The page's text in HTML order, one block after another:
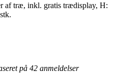
af træ, inkl. gratis trædisplay, H:
på 42 anmeldelser